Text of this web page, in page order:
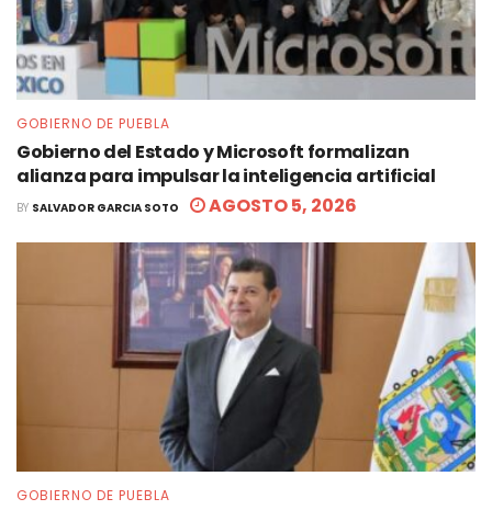
GOBIERNO DE PUEBLA
Gobierno del Estado y Microsoft formalizan
alianza para impulsar la inteligencia artificial
BY SALVADOR GARCIA SOTO AGOSTO 5, 2026
GOBIERNO DE PUEBLA